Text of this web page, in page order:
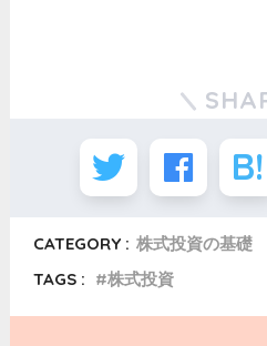
CATEGORY : 株式投資の基礎
TAGS :
株式投資